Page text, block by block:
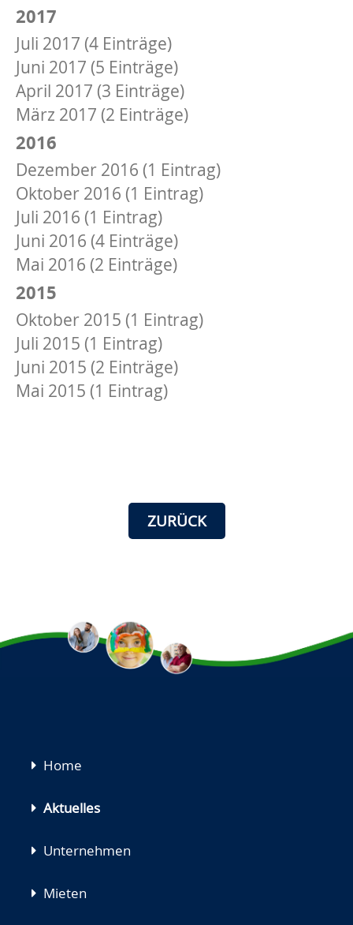
2017
Juli 2017 (4 Einträge)
Juni 2017 (5 Einträge)
April 2017 (3 Einträge)
März 2017 (2 Einträge)
2016
Dezember 2016 (1 Eintrag)
Oktober 2016 (1 Eintrag)
Juli 2016 (1 Eintrag)
Juni 2016 (4 Einträge)
Mai 2016 (2 Einträge)
2015
Oktober 2015 (1 Eintrag)
Juli 2015 (1 Eintrag)
Juni 2015 (2 Einträge)
Mai 2015 (1 Eintrag)
ZURÜCK
Navigation
Home
Aktuelles
Unternehmen
Mieten